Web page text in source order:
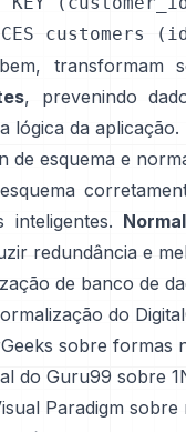
customers
, prevenindo
lógica da aplicação.
de esquema e
inteligentes.
redundância e
de banco de
do
sobre formas
do Guru99 sobre
Paradigm